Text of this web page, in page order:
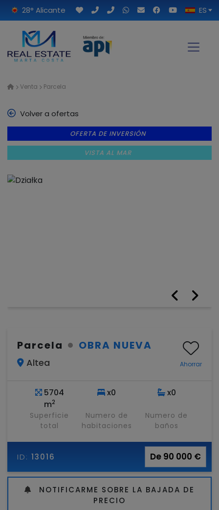
28° Alicante ES
Venta Parcela
Volver a ofertas
OFERTA DE INVERSIÓN
VISTA AL MAR
Parcela OBRA NUEVA
Altea Ahorrar
5704
m2
Superficie
total
x0
Numero de
habitaciones
x0
Numero de
baños
ID: 13016 De 90 000 €
NOTIFICARME SOBRE LA BAJADA DE
PRECIO